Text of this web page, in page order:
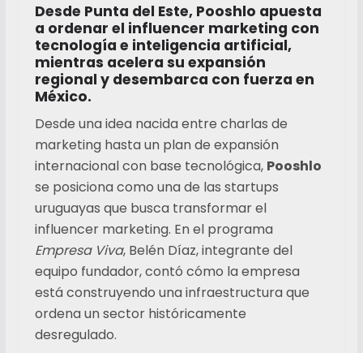
Desde Punta del Este, Pooshlo apuesta
a ordenar el influencer marketing con
tecnología e inteligencia artificial,
mientras acelera su expansión
regional y desembarca con fuerza en
México.
Desde una idea nacida entre charlas de
marketing hasta un plan de expansión
internacional con base tecnológica, Pooshlo
se posiciona como una de las startups
uruguayas que busca transformar el
influencer marketing. En el programa
Empresa Viva, Belén Díaz, integrante del
equipo fundador, contó cómo la empresa
está construyendo una infraestructura que
ordena un sector históricamente
desregulado.